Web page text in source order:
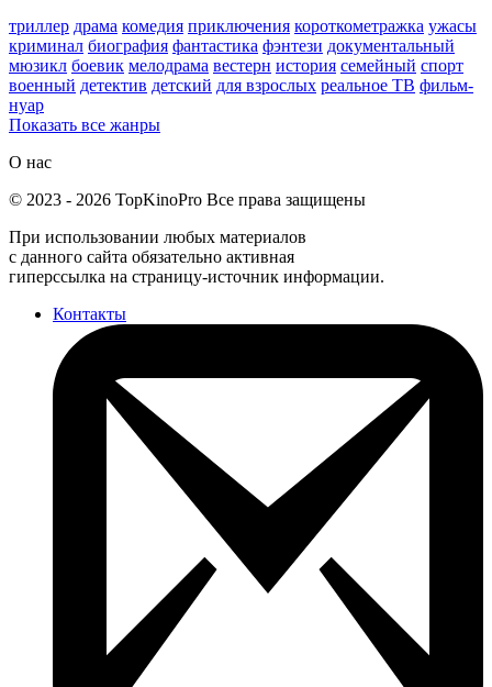
триллер драма комедия приключения короткометражка ужасы
криминал биография фантастика фэнтези документальный
мюзикл боевик мелодрама вестерн история семейный спорт
военный детектив детский для взрослых реальное ТВ фильм-
нуар
Показать все жанры
О нас
© 2023 - 2026 TopKinoPro Все права защищены
При использовании любых материалов
с данного сайта обязательно активная
гиперссылка на страницу-источник информации.
Контакты